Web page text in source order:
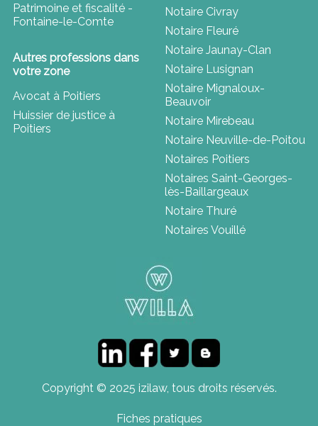
Patrimoine et fiscalité -
Fontaine-le-Comte
Autres professions dans
votre zone
Avocat à Poitiers
Huissier de justice à
Poitiers
Notaire Civray
Notaire Fleuré
Notaire Jaunay-Clan
Notaire Lusignan
Notaire Mignaloux-
Beauvoir
Notaire Mirebeau
Notaire Neuville-de-Poitou
Notaires Poitiers
Notaires Saint-Georges-
lès-Baillargeaux
Notaire Thuré
Notaires Vouillé
Copyright © 2025 izilaw, tous droits réservés.
Fiches pratiques